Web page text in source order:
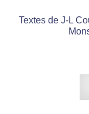
Textes de J-L